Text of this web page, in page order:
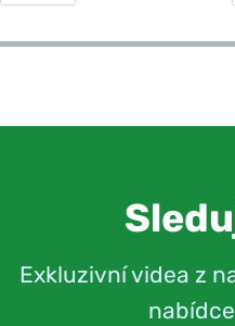
Exkluzivní videa z